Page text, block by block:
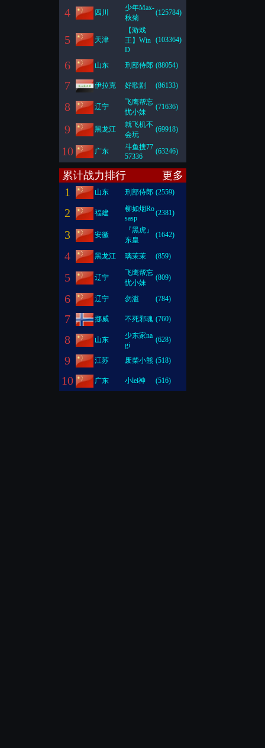
4 四川
少年Max-
秋菊
(125784)
5 天津
【游戏
王】Win
D
(103364)
6 山东 刑部侍郎 (88054)
7 伊拉克 好歌剧 (86133)
8 辽宁
飞鹰帮忘
忧小妹
(71636)
9 黑龙江
就飞机不
会玩
(69918)
10 广东
斗鱼搜77
57336
(63246)
累计战力排行 更多
1 山东 刑部侍郎 (2559)
2 福建
柳如烟Ro
sasp
(2381)
3 安徽
『黑虎』
东皇
(1642)
4 黑龙江 璃茉茉 (859)
5 辽宁
飞鹰帮忘
忧小妹
(809)
6 辽宁 勿滥 (784)
7 挪威 不死邪魂 (760)
8 山东
少东家na
gi
(628)
9 江苏 废柴小熊 (518)
10 广东 小lei神 (516)